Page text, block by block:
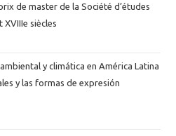
de master de la Société d’études
XVIIIe siècles
y climática en América Latina
y las formas de expresión